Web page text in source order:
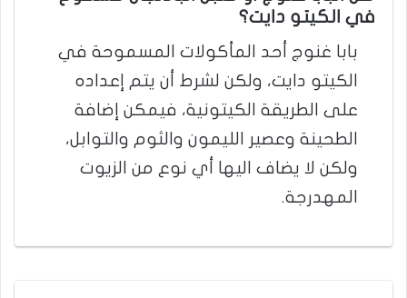
في الكيتو دايت؟
بابا غنوج أحد المأكولات المسموحة في
الكيتو دايت، ولكن لشرط أن يتم إعداده
على الطريقة الكيتونية، فيمكن إضافة
الطحينة وعصير الليمون والثوم والتوابل،
ولكن لا يضاف اليها أي نوع من الزيوت
المهدرجة.